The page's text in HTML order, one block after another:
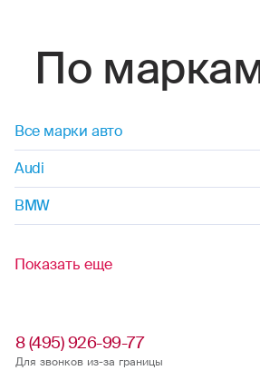
По
Все марки авто
Audi
BMW
Показать еще
8 (495) 926-99-77
Для звонков из-за границы